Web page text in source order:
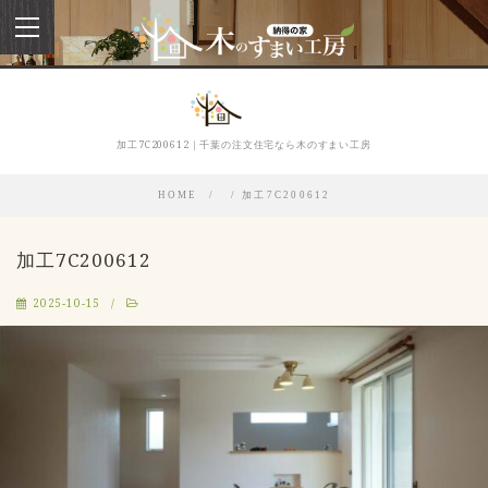
toggle
navigation
加工7C200612｜千葉の注文住宅なら木のすまい工房
HOME 加工7C200612
加工7C200612
2025-10-15